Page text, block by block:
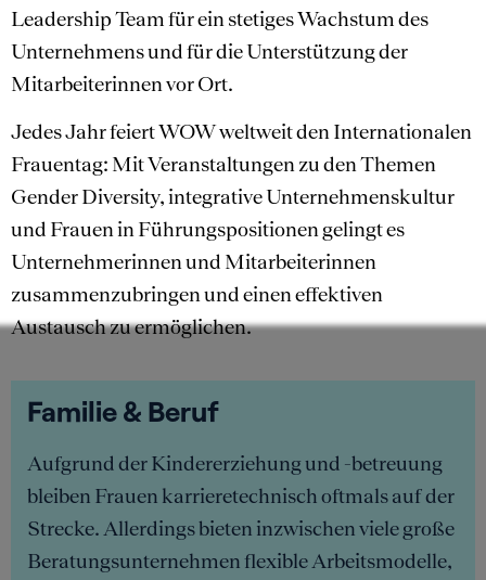
Leadership Team für ein stetiges Wachstum des
Unternehmens und für die Unterstützung der
Mitarbeiterinnen vor Ort.
Jedes Jahr feiert WOW weltweit den Internationalen
Frauentag: Mit Veranstaltungen zu den Themen
Gender Diversity, integrative Unternehmenskultur
und Frauen in Führungspositionen gelingt es
Unternehmerinnen und Mitarbeiterinnen
zusammenzubringen und einen effektiven
Austausch zu ermöglichen.
Familie & Beruf
Aufgrund der Kindererziehung und -betreuung
bleiben Frauen karrieretechnisch oftmals auf der
Strecke. Allerdings bieten inzwischen viele große
Beratungsunternehmen flexible Arbeitsmodelle,